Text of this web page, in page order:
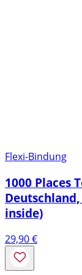
Flexi-Bindung
1000 Places
inside)
29,90€